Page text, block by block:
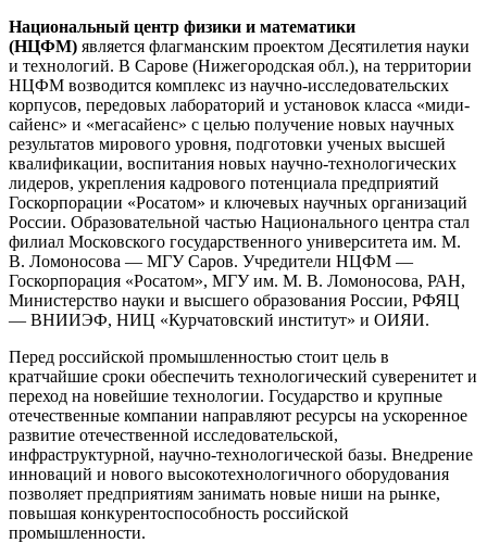
Национальный центр физики и математики
(НЦФМ) является флагманским проектом Десятилетия науки
и технологий. В Сарове (Нижегородская обл.), на территории
НЦФМ возводится комплекс из научно-исследовательских
корпусов, передовых лабораторий и установок класса «миди-
сайенс» и «мегасайенс» с целью получение новых научных
результатов мирового уровня, подготовки ученых высшей
квалификации, воспитания новых научно-технологических
лидеров, укрепления кадрового потенциала предприятий
Госкорпорации «Росатом» и ключевых научных организаций
России. Образовательной частью Национального центра стал
филиал Московского государственного университета им. М.
В. Ломоносова — МГУ Саров. Учредители НЦФМ —
Госкорпорация «Росатом», МГУ им. М. В. Ломоносова, РАН,
Министерство науки и высшего образования России, РФЯЦ
— ВНИИЭФ, НИЦ «Курчатовский институт» и ОИЯИ.
Перед российской промышленностью стоит цель в
кратчайшие сроки обеспечить технологический суверенитет и
переход на новейшие технологии. Государство и крупные
отечественные компании направляют ресурсы на ускоренное
развитие отечественной исследовательской,
инфраструктурной, научно-технологической базы. Внедрение
инноваций и нового высокотехнологичного оборудования
позволяет предприятиям занимать новые ниши на рынке,
повышая конкурентоспособность российской
промышленности.